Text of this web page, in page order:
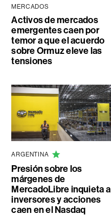
MERCADOS
Activos de mercados
emergentes caen por
temor a que el acuerdo
sobre Ormuz eleve las
tensiones
ARGENTINA
Presión sobre los
márgenes de
MercadoLibre inquieta a
inversores y acciones
caen en el Nasdaq